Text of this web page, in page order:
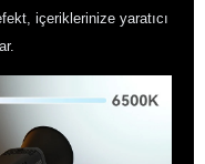
içeriklerinize yaratıcı